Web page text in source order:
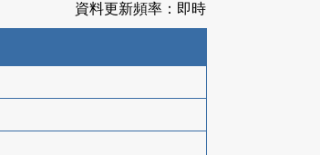
資料更新頻率：即時